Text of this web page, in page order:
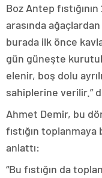
Boz Antep
arasında ağaçlardan
burada ilk önce
gün güneşte
elenir, boş dolu
sahiplerine verilir.”
Ahmet Demir, bu
fıstığın toplanmaya
anlattı:
“Bu fıstığın da